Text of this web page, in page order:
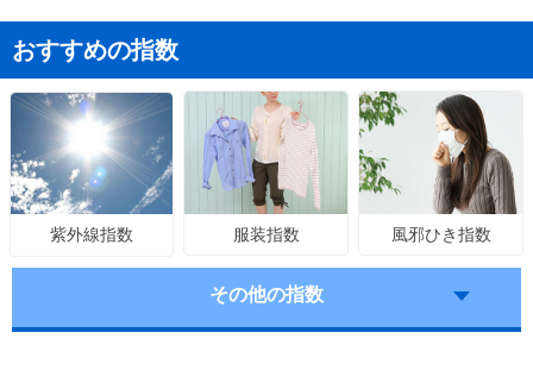
おすすめの指数
紫外線指数 服装指数 風邪ひき指数
その他の指数